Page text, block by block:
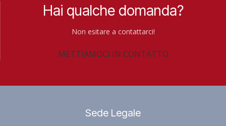
Hai qualche domanda?
Non esitare a contattarci!
METTIAMOCI IN CONTATTO
Sede Legale